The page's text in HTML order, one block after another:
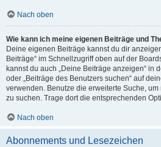
Nach oben
Wie kann ich meine eigenen Beiträge und
Deine eigenen Beiträge kannst du dir
Beiträge“ im Schnellzugriff oben auf der
kannst du auch „Deine Beiträge anzeigen“ in
oder „Beiträge des Benutzers suchen“ auf
verwenden. Benutze die erweiterte Suche,
zu suchen. Trage dort die entsprechenden
Nach oben
Abonnements und Lesezeichen